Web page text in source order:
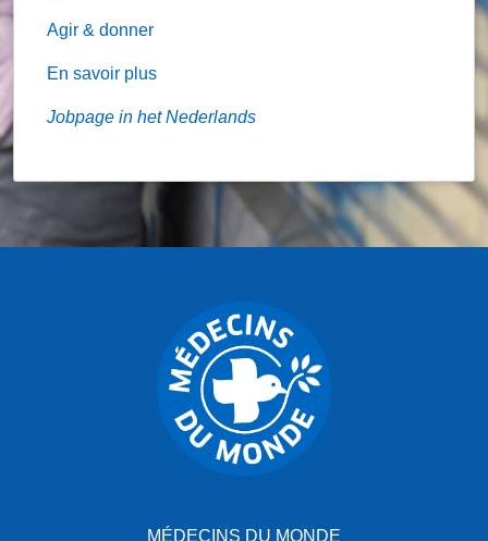
Agir & donner
En savoir plus
Jobpage in het Nederlands
MÉDECINS DU MONDE